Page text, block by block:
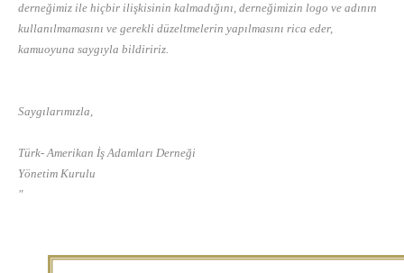
derneğimiz ile hiçbir ilişkisinin kalmadığını, derneğimizin logo ve adının
kullanılmamasını ve gerekli düzeltmelerin yapılmasını rica eder,
kamuoyuna saygıyla bildiririz.
Saygılarımızla,
Türk- Amerikan İş Adamları Derneği
Yönetim Kurulu
"